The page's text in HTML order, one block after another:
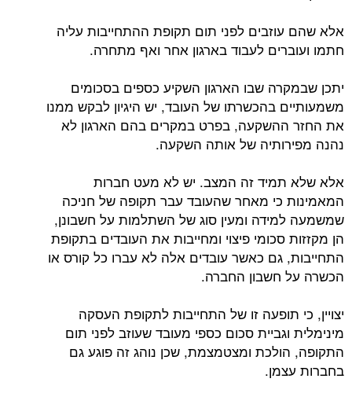
אלא שהם עוזבים לפני תום תקופת ההתחייבות עליה
חתמו ועוברים לעבוד בארגון אחר ואף מתחרה.
יתכן שבמקרה שבו הארגון השקיע כספים בסכומים
משמעותיים בהכשרתו של העובד, יש היגיון לבקש ממנו
את החזר ההשקעה, בפרט במקרים בהם הארגון לא
נהנה מפירותיה של אותה השקעה.
אלא שלא תמיד זה המצב. יש לא מעט חברות
המאמינות כי מאחר שהעובד עבר תקופה של חניכה
שמשמעה למידה ומעין סוג של השתלמות על חשבונן,
הן מקזזות סכומי פיצוי ומחייבות את העובדים בתקופת
התחייבות, גם כאשר עובדים אלה לא עברו כל קורס או
הכשרה על חשבון החברה.
יצויין, כי תופעה זו של התחייבות לתקופת העסקה
מינימלית וגביית סכום כספי מעובד שעוזב לפני תום
התקופה, הולכת ומצטמצמת, שכן נוהג זה פוגע גם
בחברות עצמן.